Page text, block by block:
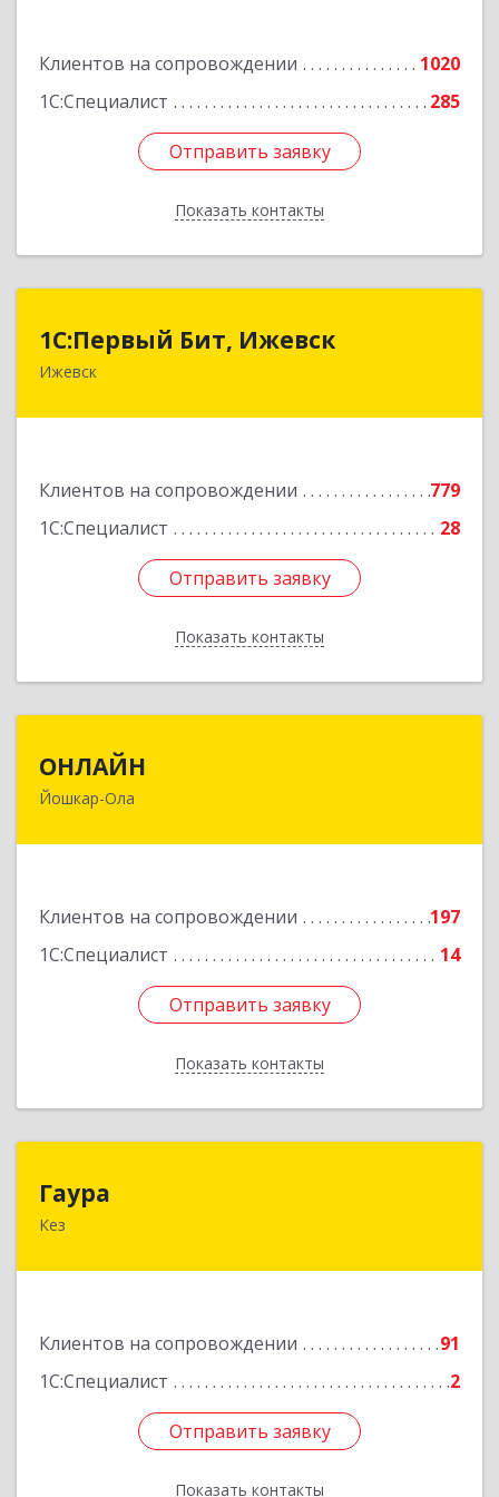
Клиентов на сопровождении
1020
1С:Специалист
285
Отправить заявку
Показать контакты
Отправить заявку
Назад
1С:Первый Бит, Ижевск
Ижевск
Клиентов на сопровождении
779
1С:Специалист
28
Отправить заявку
Показать контакты
1С:Первый Бит, Ижевск
Отправить заявку
Назад
ОНЛАЙН
Йошкар-Ола
Клиентов на сопровождении
197
1С:Специалист
14
Отправить заявку
Показать контакты
424000, Марий Эл Респ, Йошкар-Ола г,
Отправить заявку
Назад
Гаура
Кез
Клиентов на сопровождении
91
1С:Специалист
2
Отправить заявку
Показать контакты
Отправить заявку
Назад